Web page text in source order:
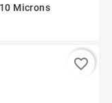
Microns
favorite_border